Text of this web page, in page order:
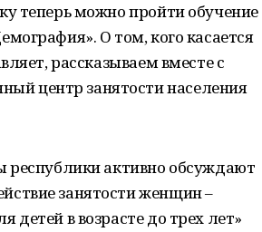
теперь можно пройти обучение
О том, кого касается
рассказываем вместе с
центр занятости населения
республики активно обсуждают
занятости женщин –
детей в возрасте до трех лет»